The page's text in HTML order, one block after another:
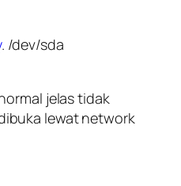
. /dev/sda
jelas tidak
lewat network